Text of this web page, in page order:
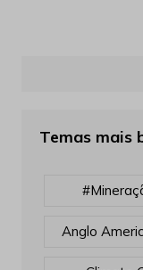
Temas mais
Anglo